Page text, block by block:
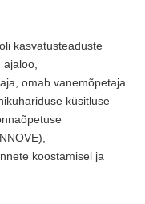
kasvatusteaduste
omab vanemõpetaja
küsitluse
koostamisel ja